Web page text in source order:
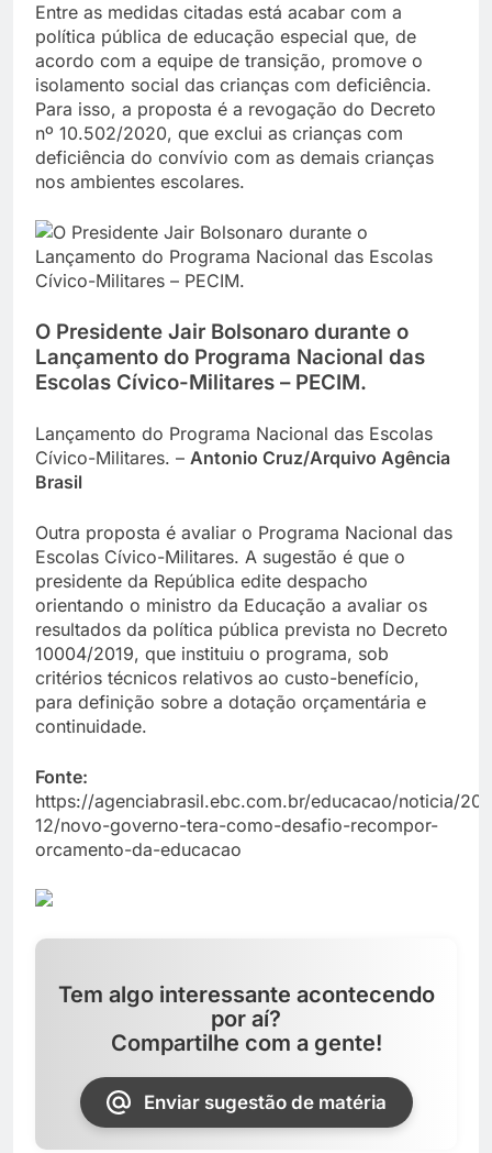
Entre as medidas citadas está acabar com a
política pública de educação especial que, de
acordo com a equipe de transição, promove o
isolamento social das crianças com deficiência.
Para isso, a proposta é a revogação do Decreto
nº 10.502/2020, que exclui as crianças com
deficiência do convívio com as demais crianças
nos ambientes escolares.
O Presidente Jair Bolsonaro durante o
Lançamento do Programa Nacional das
Escolas Cívico-Militares – PECIM.
Lançamento do Programa Nacional das Escolas
Cívico-Militares. – Antonio Cruz/Arquivo Agência
Brasil
Outra proposta é avaliar o Programa Nacional das
Escolas Cívico-Militares. A sugestão é que o
presidente da República edite despacho
orientando o ministro da Educação a avaliar os
resultados da política pública prevista no Decreto
10004/2019, que instituiu o programa, sob
critérios técnicos relativos ao custo-benefício,
para definição sobre a dotação orçamentária e
continuidade.
Fonte:
https://agenciabrasil.ebc.com.br/educacao/noticia/
12/novo-governo-tera-como-desafio-recompor-
orcamento-da-educacao
Tem algo interessante acontecendo
por aí?
Compartilhe com a gente!
Enviar sugestão de matéria